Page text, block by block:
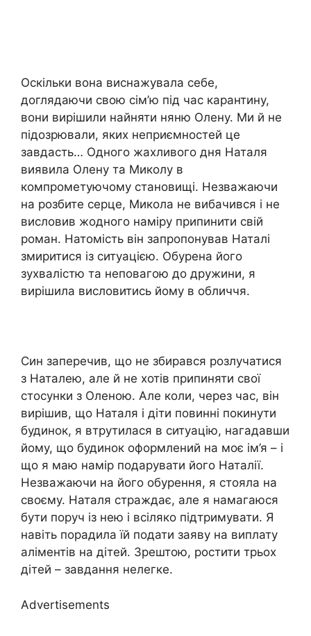
Оскільки вона виснажувала себе,
доглядаючи свою сім’ю під час карантину,
вони вирішили найняти няню Олену. Ми й не
підозрювали, яких неприємностей це
завдасть… Одного жахливого дня Наталя
виявила Олену та Миколу в
компрометуючому становищі. Незважаючи
на розбите серце, Микола не вибачився і не
висловив жодного наміру припинити свій
роман. Натомість він запропонував Наталі
змиритися із ситуацією. Обурена його
зухвалістю та неповагою до дружини, я
вирішила висловитись йому в обличчя.
Син заперечив, що не збирався розлучатися
з Наталею, але й не хотів припиняти свої
стосунки з Оленою. Але коли, через час, він
вирішив, що Наталя і діти повинні покинути
будинок, я втрутилася в ситуацію, нагадавши
йому, що будинок оформлений на моє ім’я – і
що я маю намір подарувати його Наталії.
Незважаючи на його обурення, я стояла на
своєму. Наталя страждає, але я намагаюся
бути поруч із нею і всіляко підтримувати. Я
навіть порадила їй подати заяву на виплату
аліментів на дітей. Зрештою, ростити трьох
дітей – завдання нелегке.
Advertisements